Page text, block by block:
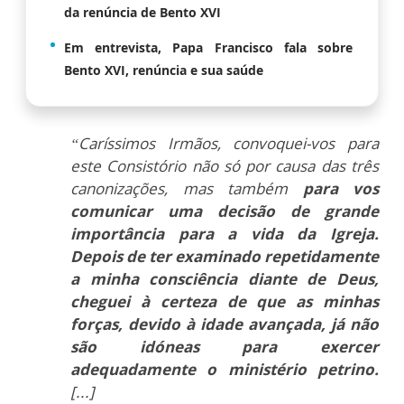
da renúncia de Bento XVI
Em entrevista, Papa Francisco fala sobre
Bento XVI, renúncia e sua saúde
“Caríssimos Irmãos, convoquei-vos para
este Consistório não só por causa das três
canonizações, mas também para vos
comunicar uma decisão de grande
importância para a vida da Igreja.
Depois de ter examinado repetidamente
a minha consciência diante de Deus,
cheguei à certeza de que as minhas
forças, devido à idade avançada, já não
são idóneas para exercer
adequadamente o ministério petrino.
[...]